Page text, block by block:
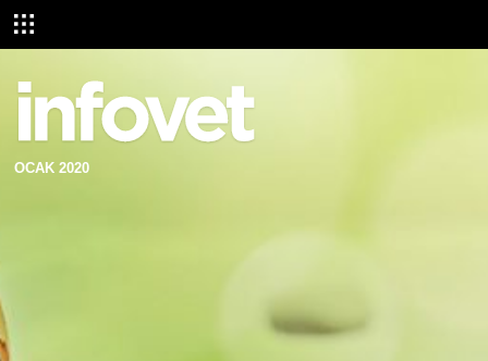
OCAK 2020